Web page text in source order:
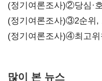
시사
(정기여론조사)②당심·
(정기여론조사)③2순위,
'한 자릿수'
(정기여론조사)④최고
많이 본 뉴스